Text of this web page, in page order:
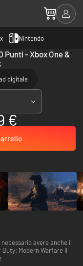
Nintendo
Punti - Xbox One &
digitale
€
necessario avere anche il
Modern Warfare II